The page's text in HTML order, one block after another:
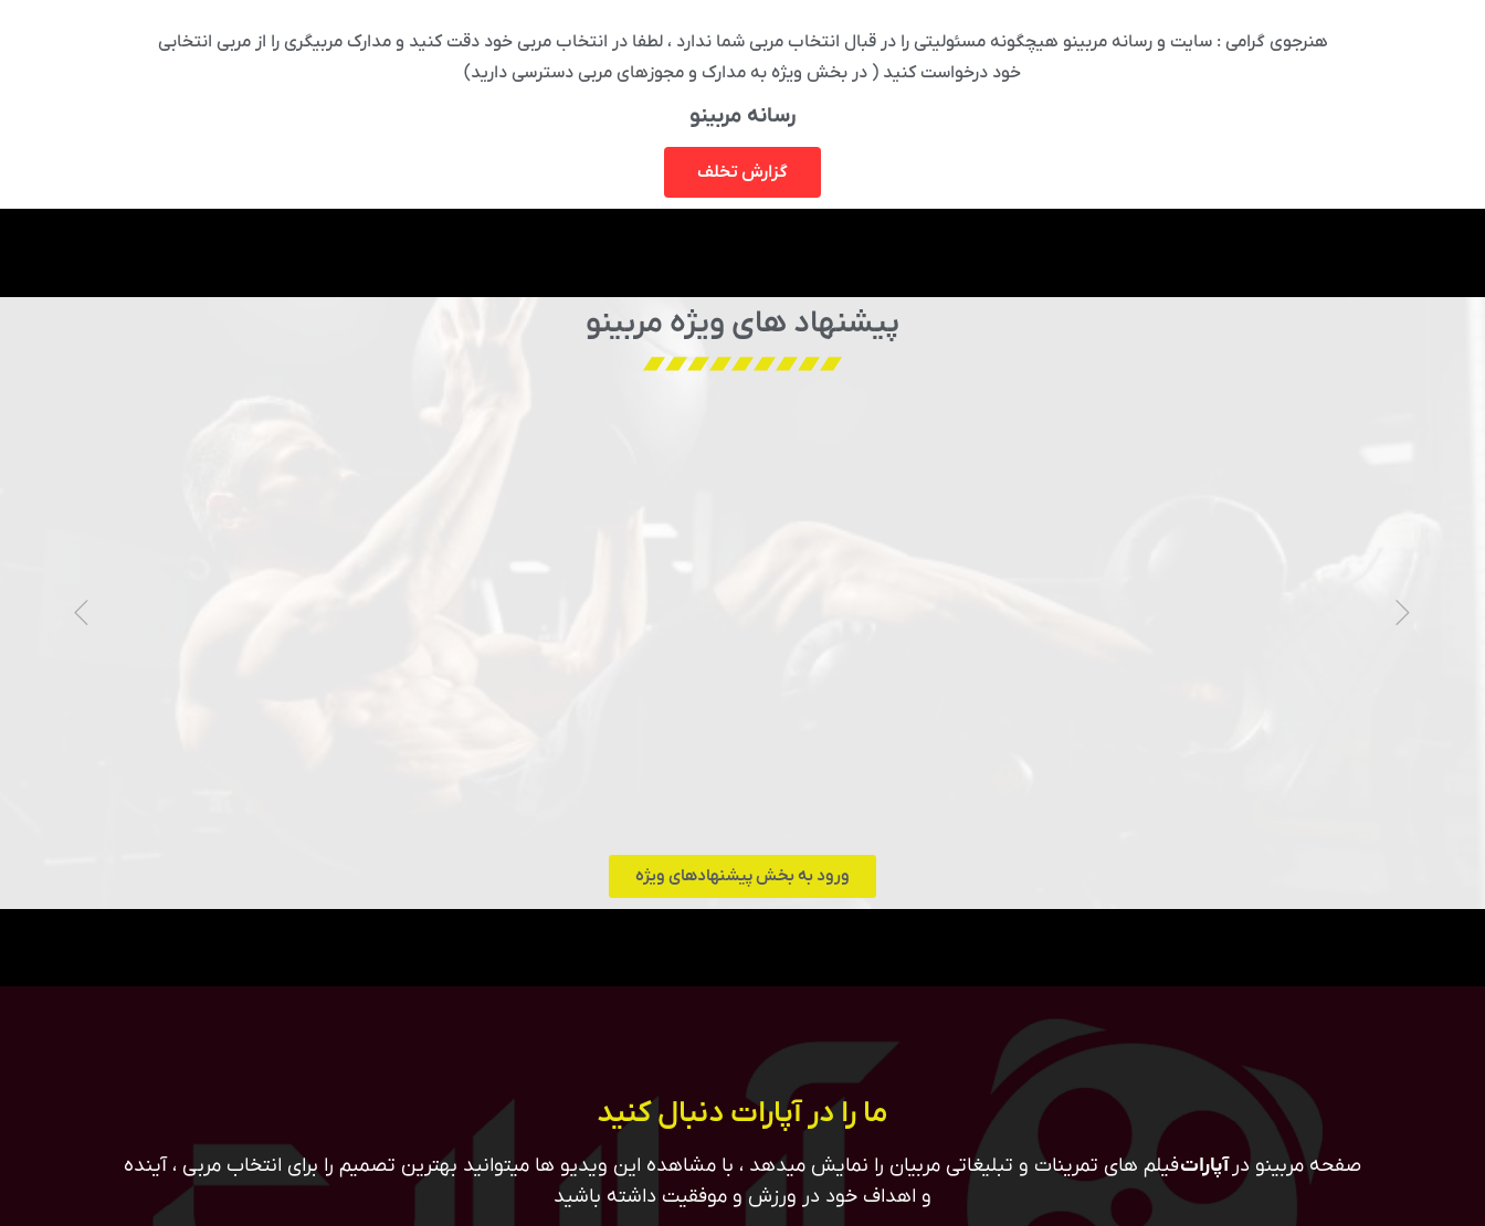
هنرجوی گرامی : سایت و رسانه مربینو هیچگونه مسئولیتی را در قبال انتخاب مربی شما ندارد ، لطفا در انتخاب مربی خود دقت کنید و مدارک مربیگری را از مربی انتخابی
خود درخواست کنید ( در بخش ویژه به مدارک و مجوزهای مربی دسترسی دارید)
رسانه مربینو
گزارش تخلف
پیشنهاد های ویژه مربینو
ورود به بخش پیشنهادهای ویژه
ما را در آپارات دنبال کنید
صفحه مربینو در آپاراتفیلم های تمرینات و تبلیغاتی مربیان را نمایش میدهد ، با مشاهده این ویدیو ها میتوانید بهترین تصمیم را برای انتخاب مربی ، آینده
و اهداف خود در ورزش و موفقیت داشته باشید